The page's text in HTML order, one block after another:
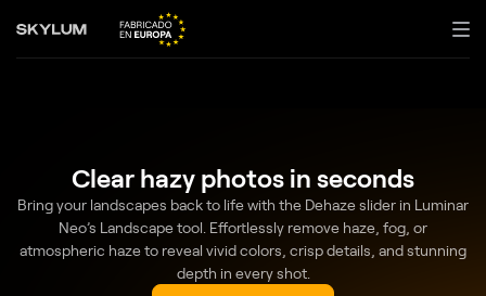
Clear hazy photos in seconds
Bring your landscapes back to life with the Dehaze slider in Luminar
Neo’s Landscape tool. Effortlessly remove haze, fog, or
atmospheric haze to reveal vivid colors, crisp details, and stunning
depth in every shot.